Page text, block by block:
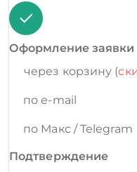
Оформление заявки
через корзину (
по e-mail
по Макс / Telegram
Подтверждение